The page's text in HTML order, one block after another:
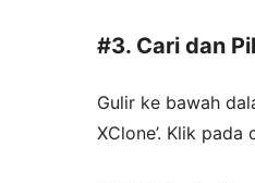
#3. Cari dan
Gulir ke bawah
XClone’. Klik